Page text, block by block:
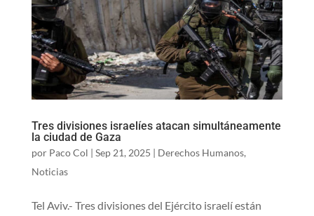
Tres divisiones israelíes atacan simultáneamente
la ciudad de Gaza
por Paco Col | Sep 21, 2025 | Derechos Humanos,
Noticias
Tel Aviv.- Tres divisiones del Ejército israelí están